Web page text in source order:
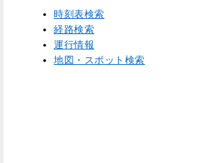
時刻表検索
経路検索
運行情報
地図・スポット検索